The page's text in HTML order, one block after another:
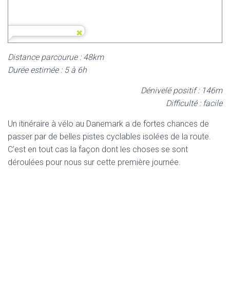
Distance parcourue : 48km
Durée estimée : 5 à 6h
Dénivelé positif : 146m
Difficulté : facile
Un itinéraire à vélo au Danemark a de fortes chances de
passer par de belles pistes cyclables isolées de la route.
C’est en tout cas la façon dont les choses se sont
déroulées pour nous sur cette première journée.